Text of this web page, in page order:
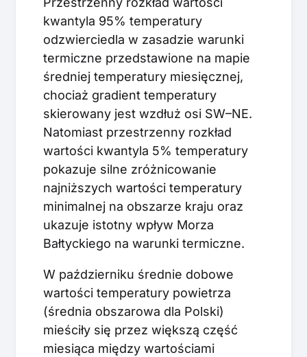
kwantyla 95% temperatury
odzwierciedla w zasadzie warunki
termiczne przedstawione na mapie
średniej temperatury miesięcznej,
chociaż gradient temperatury
skierowany jest wzdłuż osi SW–NE.
Natomiast przestrzenny rozkład
wartości kwantyla 5% temperatury
pokazuje silne zróżnicowanie
najniższych wartości temperatury
minimalnej na obszarze kraju oraz
ukazuje istotny wpływ Morza
Bałtyckiego na warunki termiczne.
W październiku średnie dobowe
wartości temperatury powietrza
(średnia obszarowa dla Polski)
mieściły się przez większą część
miesiąca między wartościami